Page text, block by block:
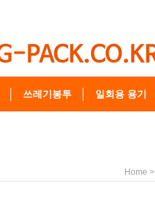
쓰레기봉투 일회용 용기
Home >